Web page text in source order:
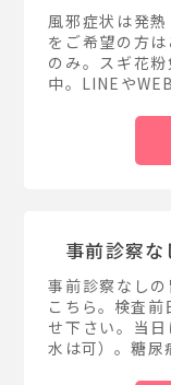
風邪症状は発
をご希望の方
のみ。スギ花
中。LINEや
事前診察な
事前診察なし
こちら。検査前
せ下さい。当
水は可）。糖尿